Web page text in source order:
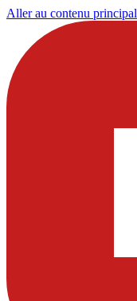
Aller au contenu principal